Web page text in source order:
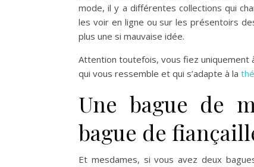
mode, il y a différentes collections qui
les voir en ligne ou sur les présentoirs
plus une si mauvaise idée.
Attention toutefois, vous fiez uniquement
qui vous ressemble et qui s’adapte à la
Une bague de
bague de
Et mesdames, si vous avez deux